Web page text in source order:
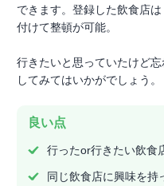
できます。登録した飲食店
付けて整頓が可能。
行きたいと思っていたけど
してみてはいかがでしょう。
良い点
行ったor行きたい飲食
同じ飲食店に興味を持